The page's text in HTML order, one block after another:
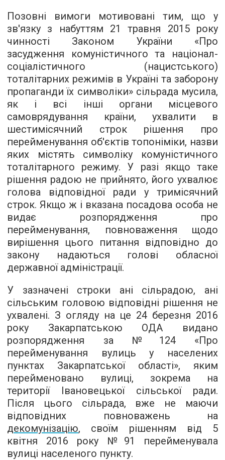
Позовні вимоги мотивовані тим, що у
зв'язку з набуттям 21 травня 2015 року
чинності Законом України «Про
засудження комуністичного та націонал-
соціалістичного (нацистського)
тоталітарних режимів в Україні та заборону
пропаганди їх символіки» сільрада мусила,
як і всі інші органи місцевого
самоврядування країни, ухвалити в
шестимісячний строк рішення про
перейменування об'єктів топоніміки, назви
яких містять символіку комуністичного
тоталітарного режиму. У разі якщо таке
рішення радою не прийнято, його ухвалює
голова відповідної ради у тримісячний
строк. Якщо ж і вказана посадова особа не
видає розпорядження про
перейменування, повноваження щодо
вирішення цього питання відповідно до
закону надаються голові обласної
державної адміністрації.
У зазначені строки ані сільрадою, ані
сільським головою відповідні рішення не
ухвалені. З огляду на це 24 березня 2016
року Закарпатською ОДА видано
розпорядження за №124 «Про
перейменування вулиць у населених
пунктах Закарпатської області», яким
перейменовано вулиці, зокрема на
території Івановецької сільської ради.
Після цього сільрада, вже не маючи
відповідних повноважень на
декомунізацію, своїм рішенням від 5
квітня 2016 року №91 перейменувала
вулиці населеного пункту.